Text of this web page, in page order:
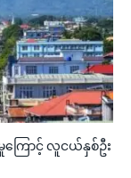
ြောင့် လူငယ်နှစ်ဦး